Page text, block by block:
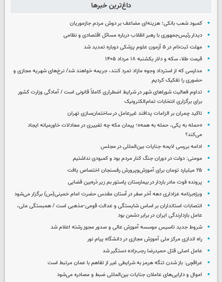
داغ‌ترین خبرها
کمبود شعب بانکی؛ هزینه‌ای مضاعف بر دوش مردم جازموریان
دیدار رئیس‌جمهوری با رهبر انقلاب درباره مسائل اقتصادی و نظامی
مهلت ثبت‌نام در ۵ آزمون علوم پزشکی دوباره تمدید شد
قیمت طلا، سکه و دلار یکشنبه ۱۸ مرداد ۱۴۰۵
مدارسی که از استرداد وجوه مازاد تمرد کنند، جریمه خواهند شد/ نرخ‌های شهریه مجازی و
حضوری را تفکیک کردیم
تداوم فعالیت شوراهای شهر در شرایط اضطراری کاملاً قانونی است / آمادگی وزارت کشور
برای برگزاری انتخابات تمام‌الکترونیک
تاکید چمران بر الزامات پدافند غیرعامل در ساختمان‌سازی تهران
«حمله به یکی، حمله به همه»؛ پیمان مکه چه تغییری در معادلات خاورمیانه ایجاد
می‌کند؟
ادامه بررسی لایحه جنایات بین‌المللی در مجلس
مومنی: دولت در دوران جنگ کنار مردم بود و کمبودی نداشتیم
۲۵ میلیارد تومان برای آموزش‌وپرورش رفسنجان اختصاص یافت
پرونده فوت مادر باردار در بیمارستان پاستور بم زیر ذره‌بین قضایی
ویژه‌برنامه عزاداری دهه آخر صفر در آستان مقدس حضرت امام خمینی(س) برگزار می‌شود
انتصابات استانداران بر اساس شایستگی و عدالت قومی-مذهبی است / همبستگی ملی،
عامل بازدارندگی ایران در برابر دشمن بود
شروط جدید تاسیس موسسه آموزش عالی و صدور مجوز رشته اعلام شد
راه اندازی مرکز ملی آموزش مجازی در دانشگاه پیام نور
عامل اصلی قتل حمیدرضا رجب‌زاده دستگیر شد
عراقچی: باز شدن تنگه هرمز به شرایطی غیر از تفاهم با عمان مرتبط است
اموال و دارایی‌های عاملان جنایات بین‌المللی ضبط و مصادره می‌شود